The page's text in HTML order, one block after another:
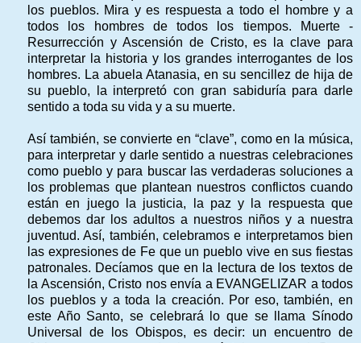
los pueblos. Mira y es respuesta a todo el hombre y a
todos los hombres de todos los tiempos. Muerte -
Resurrección y Ascensión de Cristo, es la clave para
interpretar la historia y los grandes interrogantes de los
hombres. La abuela Atanasia, en su sencillez de hija de
su pueblo, la interpretó con gran sabiduría para darle
sentido a toda su vida y a su muerte.
Así también, se convierte en “clave”, como en la música,
para interpretar y darle sentido a nuestras celebraciones
como pueblo y para buscar las verdaderas soluciones a
los problemas que plantean nuestros conflictos cuando
están en juego la justicia, la paz y la respuesta que
debemos dar los adultos a nuestros niños y a nuestra
juventud. Así, también, celebramos e interpretamos bien
las expresiones de Fe que un pueblo vive en sus fiestas
patronales. Decíamos que en la lectura de los textos de
la Ascensión, Cristo nos envía a EVANGELIZAR a todos
los pueblos y a toda la creación. Por eso, también, en
este Año Santo, se celebrará lo que se llama Sínodo
Universal de los Obispos, es decir: un encuentro de